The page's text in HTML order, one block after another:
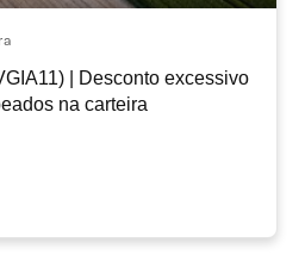
| Desconto excessivo
na carteira